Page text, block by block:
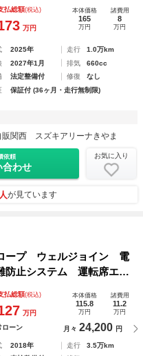
払総額(税込)
万円
本体価格
165
万円
諸費用
8
万円
2025年 走行
1.0万km
2027年1月 排気
660cc
法定整備付 修復
なし
保証付 (36ヶ月・走行無制限)
販関西 スズキアリーナきやま
依頼
合わせ
お気に入り
が見ています
プ ウェルジョイン 電
止システム 運転席エア
パワステ パワーウイ
払総額(税込)
万円
本体価格
115.8
万円
諸費用
11.2
万円
ローン 月々 24,200 円
2018年 走行
3.5万km